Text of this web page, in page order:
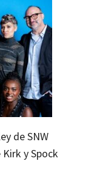
de SNW
y Spock